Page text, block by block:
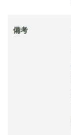
備考